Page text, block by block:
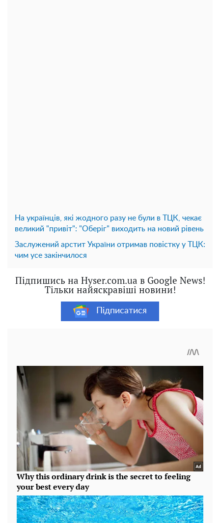
На українців, які жодного разу не були в ТЦК, чекає
великий "привіт": "Оберіг" виходить на новий рівень
Заслужений арстит України отримав повістку у ТЦК:
чим усе закінчилося
Підпишись на Hyser.com.ua в Google News!
Тільки найяскравіші новини!
Підписатися